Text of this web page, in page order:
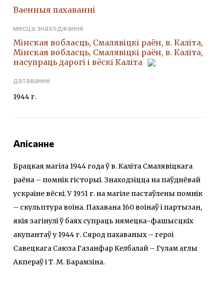
Ваенныя пахаваннi
месца знаходжання
Мінская вобласць, Смалявіцкі раён, в. Каліта,
Мінская вобласць, Смалявіцкі раён, в. Каліта,
насупраць дарогі і вёскі Каліта
датаванне
1944 г.
Апісанне
Брацкая магіла 1944 года ў в. Каліта Смалявіцкага
раёна – помнік гісторыі. Знаходзіцца на паўднёвай
ускраіне вёскі. У 1951 г. на магіле пастаўлены помнік
– скульптура воіна. Пахавана 160 воінаў і партызан,
якія загінулі ў баях супраць нямецка-фашысцкіх
акупантаў у 1944 г. Сярод пахаваных – героі
Савецкага Саюза Газанфар Келбалай – Гулам аглы
Акпераў і Т. М. Барамзіна.